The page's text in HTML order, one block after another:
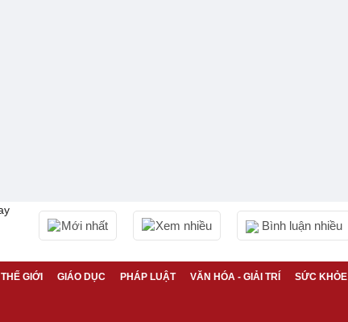
Mới nhất Xem nhiều Bình luận nhiều
THẾ GIỚI GIÁO DỤC PHÁP LUẬT VĂN HÓA - GIẢI TRÍ SỨC KHỎE